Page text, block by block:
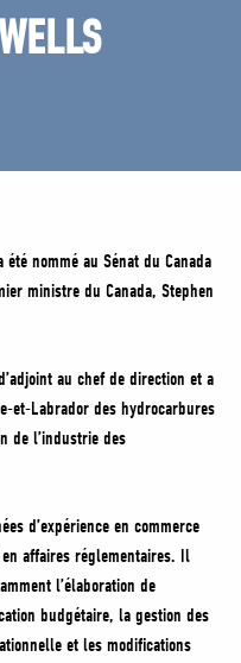
nommé au Sénat du Canada
ministre du Canada, Stephen
au chef de direction et a
et-Labrador des hydrocarbures
de l’industrie des
d’expérience en commerce
affaires réglementaires. Il
l’élaboration de
budgétaire, la gestion des
et les modifications